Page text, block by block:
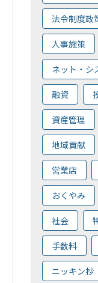
法令制度政
人事施策
ネット・シ
融資
資産管理
地域貢献
営業店
おくやみ
社会
手数料
ニッキン抄